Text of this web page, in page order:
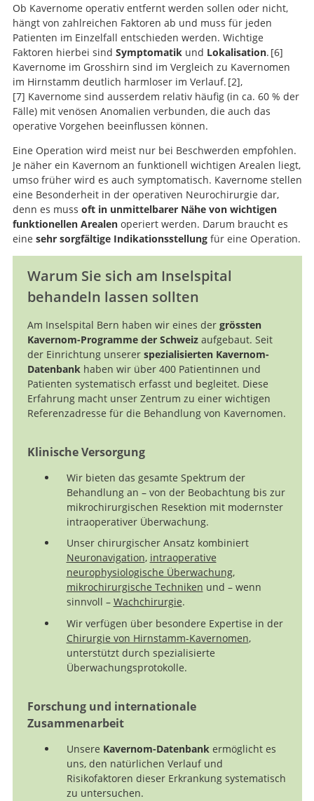
Ob Kavernome operativ entfernt werden sollen oder nicht,
hängt von zahlreichen Faktoren ab und muss für jeden
Patienten im Einzelfall entschieden werden. Wichtige
Faktoren hierbei sind Symptomatik und Lokalisation. 6
Hemorrhage from cavernous
malformations of the brain: definition and reporting
standards. Angioma Alliance Scientific Advisory Board.
Kavernome im Grosshirn sind im Vergleich zu Kavernomen
im Hirnstamm deutlich harmloser im Verlauf. 2
Clinical course of
untreated cerebral cavernous malformations: a meta-
analysis of individual patient data.
,
7
stem.
Kavernome sind ausserdem relativ häufig (in ca. 60 % der
Fälle) mit venösen Anomalien verbunden, die auch das
operative Vorgehen beeinflussen können.
Eine Operation wird meist nur bei Beschwerden empfohlen.
Je näher ein Kavernom an funktionell wichtigen Arealen liegt,
umso früher wird es auch symptomatisch. Kavernome stellen
eine Besonderheit in der operativen Neurochirurgie dar,
denn es muss oft in unmittelbarer Nähe von wichtigen
funktionellen Arealen operiert werden. Darum braucht es
eine sehr sorgfältige Indikationsstellungfür eine Operation.
Warum Sie sich am Inselspital
behandeln lassen sollten
Am Inselspital Bern haben wir eines der grössten
Kavernom-Programme der Schweizaufgebaut. Seit
der Einrichtung unserer spezialisierten Kavernom-
Datenbankhaben wir über 400 Patientinnen und
Patienten systematisch erfasst und begleitet. Diese
Erfahrung macht unser Zentrum zu einer wichtigen
Referenzadresse für die Behandlung von Kavernomen.
Klinische Versorgung
Wir bieten das gesamte Spektrum der
Behandlung an – von der Beobachtung bis zur
mikrochirurgischen Resektion mit modernster
intraoperativer Überwachung.
Unser chirurgischer Ansatz kombiniert
Neuronavigation, intraoperative
neurophysiologische Überwachung,
mikrochirurgische Techniken und – wenn
sinnvoll – Wachchirurgie.
Wir verfügen über besondere Expertise in der
Chirurgie von Hirnstamm-Kavernomen,
unterstützt durch spezialisierte
Überwachungsprotokolle.
Forschung und internationale
Zusammenarbeit
Unsere Kavernom-Datenbankermöglicht es
uns, den natürlichen Verlauf und
Risikofaktoren dieser Erkrankung systematisch
zu untersuchen.